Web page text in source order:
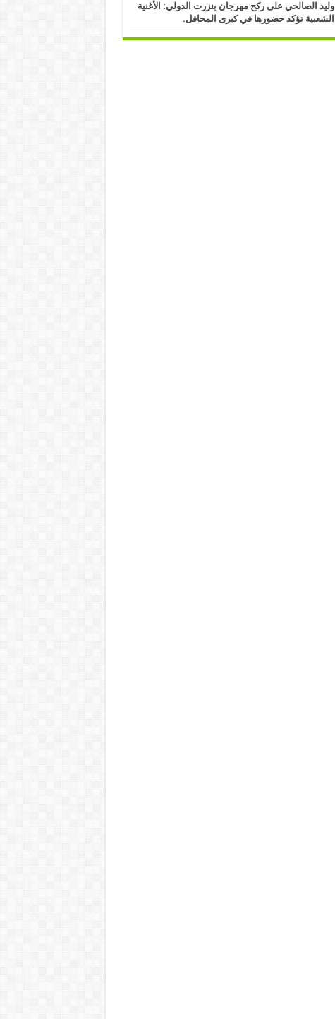
وليد الصالحي على ركح مهرجان بنزرت الدولي: الأغنية
الشعبية تؤكد حضورها في كبرى المحافل.